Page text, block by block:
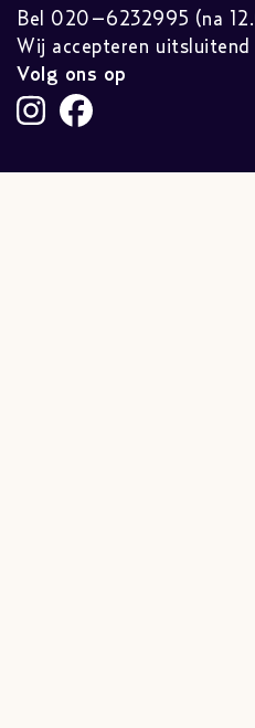
Bel 020–6232995 (na
Wij accepteren uitsluitend
Volg ons op